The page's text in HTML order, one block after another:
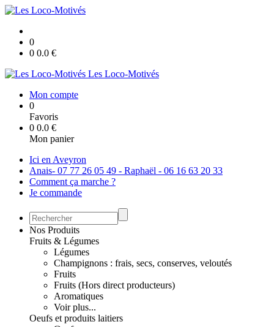
0
0 0.0 €
Les Loco-Motivés
Mon compte
0
Favoris
0 0.0 €
Mon panier
Ici en Aveyron
Anais- 07 77 26 05 49 - Raphaël - 06 16 63 20 33
Comment ça marche ?
Je commande
Nos Produits
Fruits & Légumes
Légumes
Champignons : frais, secs, conserves, veloutés
Fruits
Fruits (Hors direct producteurs)
Aromatiques
Voir plus...
Oeufs et produits laitiers